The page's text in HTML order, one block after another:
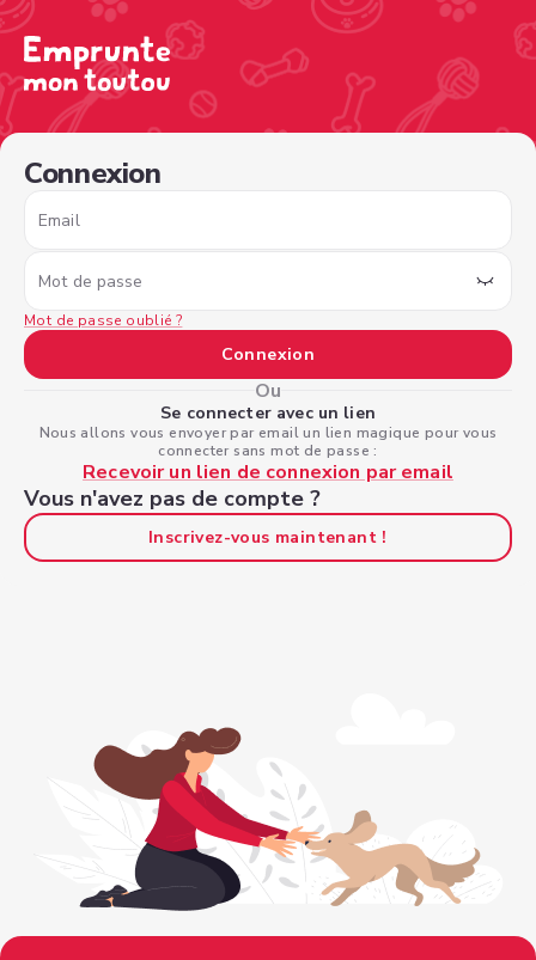
Connexion
Email
Mot de passe
Mot de passe oublié ?
Connexion
Ou
Se connecter avec un lien
Nous allons vous envoyer par email un lien magique pour vous
connecter sans mot de passe :
Recevoir un lien de connexion par email
Vous n'avez pas de compte ?
Inscrivez-vous maintenant !
/sign-in?nextPage=%2Fview-profile%2F1c2883da-4452-